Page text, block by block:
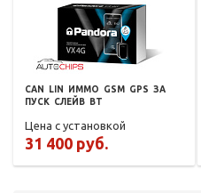
CAN LIN ИММО GSM GPS ЗА
ПУСК СЛЕЙВ BT
Цена с установкой
31 400 руб.